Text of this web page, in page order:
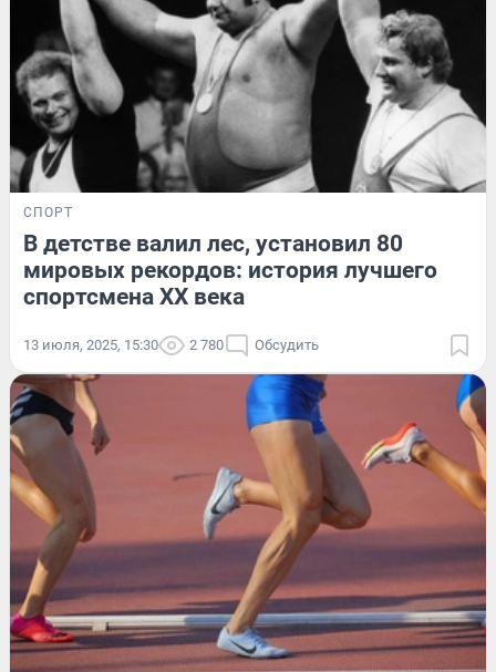
СПОРТ
В детстве валил лес, установил 80
мировых рекордов: история лучшего
спортсмена XX века
13 июля, 2025, 15:30 2 780 Обсудить